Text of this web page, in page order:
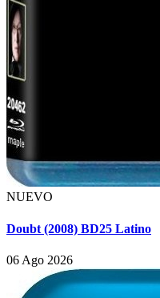
NUEVO
Doubt (2008) BD25 Latino
06 Ago 2026